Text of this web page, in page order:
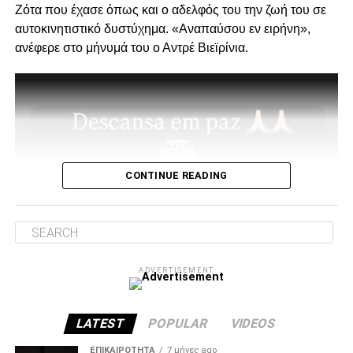
Ο λόγος της επίσκεψης… απλός, “Κύριοι, με την δικιά μας
στήριξη παραμείνατε 15μελες μετά την παραίτηση
Για εμάς δεν έχει αλλάξει κάτι, οι λόγοι της στήριξης μας
από την αρχή μέχρι σήμερα παραμένουν ίδιοι.
2. Την πιο σίγουρη και την πιο γρήγορη λύση για την
πολύ να δωθεί στον λαό του ΠΑΟΚ.
Και από ότι φαίνεται, ούτε γρήγοροι, ούτε σίγουροι, ούτε
Ζότα που έχασε όπως και ο αδελφός του την ζωή του σε
αυτοκινητιστικό δυστύχημα. «Αναπαύσου εν ειρήνη»,
ανέφερε στο μήνυμά του ο Αντρέ Βιεϊρίνια.
CONTINUE READING
ADVERTISEMENT
LATEST POPULAR VIDEOS
ΕΠΙΚΑΙΡΌΤΗΤΑ 7 μήνες ago